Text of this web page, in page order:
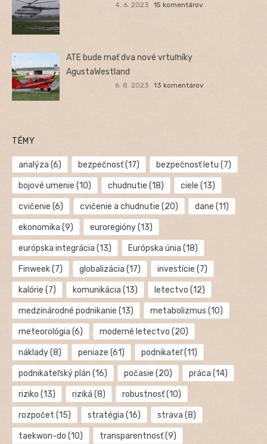
4. 6. 2023 15 komentárov
ATE bude mať dva nové vrtuľníky
AgustaWestland
6. 8. 2023 13 komentárov
TÉMY
analýza (6) bezpečnosť(17) bezpečnosť letu (7)
bojové umenie (10) chudnutie (18) ciele (13)
cvičenie (6) cvičenie a chudnutie (20) dane (11)
ekonomika (9) euroregióny(13)
európska integrácia (13) Európska únia (18)
Finweek(7) globalizácia (17) investície (7)
kalórie (7) komunikácia (13) letectvo (12)
medzinárodné podnikanie (13) metabolizmus (10)
meteorológia (6) moderné letectvo (20)
náklady(8) peniaze (61) podnikateľ(11)
podnikateľský plán (16) počasie (20) práca (14)
riziko (13) riziká (8) robustnosť(10)
rozpočet (15) stratégia (16) strava (8)
taekwon-do (10) transparentnosť(9)